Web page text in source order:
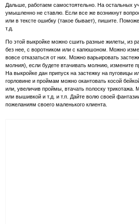
Дальше, работаем самостоятельно. На остальных
умышленно не ставлю. Если все же возникнут
или в тексте ошибку (такое бывает), пишите.
т.д.
По этой выкройке можно сшить разные жилеты, из
без нее, с воротником или с капюшоном. Можно
вовсе отказаться от них. Можно варьировать
молния), если будете втачивать молнию, измените
На выкройке дан припуск на застежку на пуговицы
горловине и проймам можно окантовать косой
или, увеличив проймы, втачать полоску трикотажа.
или вышивкой и т.д. и т.п. Дайте волю своей
пожеланиям своего маленького клиента.